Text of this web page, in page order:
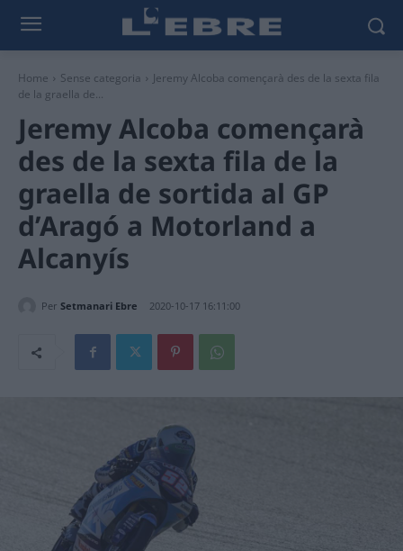
Home Sense categoria
Jeremy Alcoba començarà des de la sexta fila
de la graella de...
Jeremy Alcoba començarà
des de la sexta fila de la
graella de sortida al GP
d’Aragó a Motorland a
Alcanyís
Per Setmanari Ebre 2020-10-17 16:11:00